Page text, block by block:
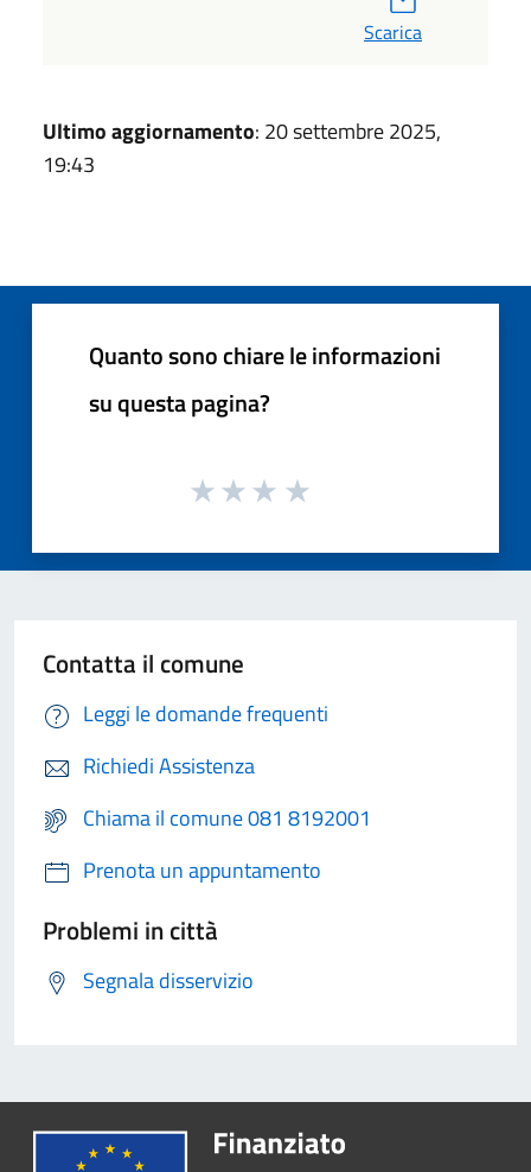
Scarica
Ultimo aggiornamento: 20 settembre 2025,
19:43
Quanto sono chiare le informazioni
su questa pagina?
Contatta il comune
Leggi le domande frequenti
Richiedi Assistenza
Chiama il comune 081 8192001
Prenota un appuntamento
Problemi in città
Segnala disservizio